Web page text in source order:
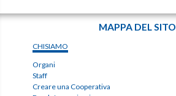
MAPPA DEL SITO
CHISIAMO
Organi
Staff
Creare una Cooperativa